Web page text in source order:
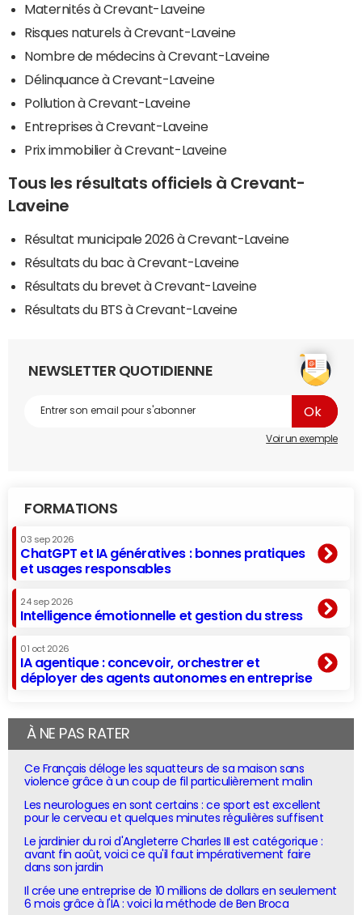
Maternités à Crevant-Laveine
Risques naturels à Crevant-Laveine
Nombre de médecins à Crevant-Laveine
Délinquance à Crevant-Laveine
Pollution à Crevant-Laveine
Entreprises à Crevant-Laveine
Prix immobilier à Crevant-Laveine
Tous les résultats officiels à Crevant-
Laveine
Résultat municipale 2026 à Crevant-Laveine
Résultats du bac à Crevant-Laveine
Résultats du brevet à Crevant-Laveine
Résultats du BTS à Crevant-Laveine
NEWSLETTER QUOTIDIENNE
Voir un exemple
FORMATIONS
03 sep 2026
ChatGPT et IA génératives : bonnes pratiques
et usages responsables
24 sep 2026
Intelligence émotionnelle et gestion du stress
01 oct 2026
IA agentique : concevoir, orchestrer et
déployer des agents autonomes en entreprise
À NE PAS RATER
Ce Français déloge les squatteurs de sa maison sans
violence grâce à un coup de fil particulièrement malin
Les neurologues en sont certains : ce sport est excellent
pour le cerveau et quelques minutes régulières suffisent
Le jardinier du roi d'Angleterre Charles III est catégorique :
avant fin août, voici ce qu'il faut impérativement faire
dans son jardin
Il crée une entreprise de 10 millions de dollars en seulement
6 mois grâce à l'IA : voici la méthode de Ben Broca